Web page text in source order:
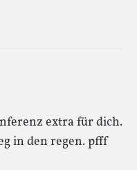
extra für dich.
in den regen. pfff